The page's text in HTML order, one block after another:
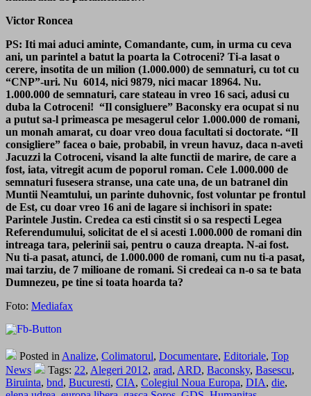
Victor Roncea
PS: Iti mai aduci aminte, Comandante, cum, in urma cu ceva
ani, un parintel a batut la poarta la Cotroceni? Ti-a lasat o
cerere, insotita de un milion (1.000.000) de semnaturi, cu tot cu
“CNP”-uri. Nu 6014, nici 9879, nici macar 18964. Nu.
1.000.000 de semnaturi, care stateau in vreo 16 saci, adusi cu
duba la Cotroceni! “Il consigluere” Baconsky era ocupat si nu
a putut sa-l primeasca pe mesagerul celor 1.000.000 de romani,
un monah amarat, cu doar vreo doua facultati si doctorate. “Il
consigliere” facea o baie, probabil, in vreun havuz, daca n-aveti
Jacuzzi la Cotroceni, visand la alte functii de marire, de care a
fost, iata, vitregit acum de poporul roman. Cele 1.000.000 de
semnaturi fusesera stranse, una cate una, de un batranel din
Muntii Neamtului, un parinte duhovnic, fost voluntar pe frontul
de Est, cu doar vreo 16 ani de lagare si inchisori in spate:
Parintele Justin. Credea ca esti cinstit si o sa respecti Legea
Referendumului, solicitat de el si acesti 1.000.000 de romani din
intreaga tara, pelerinii sai, pentru o cauza dreapta. N-ai fost.
Nu ti-a pasat, atunci, de 1.000.000 de romani, cum nu ti-a pasat,
mai tarziu, de 7 milioane de romani. Si credeai ca n-o sa te bata
Dumnezeu, pe tine si toata hoarda ta?
Foto: Mediafax
Posted in Analize, Colimatorul, Documentare, Editoriale, Top
News
Tags: 22, Alegeri 2012, arad, ARD, Baconsky, Basescu,
Biruinta, bnd, Bucuresti, CIA, Colegiul Noua Europa, DIA, die,